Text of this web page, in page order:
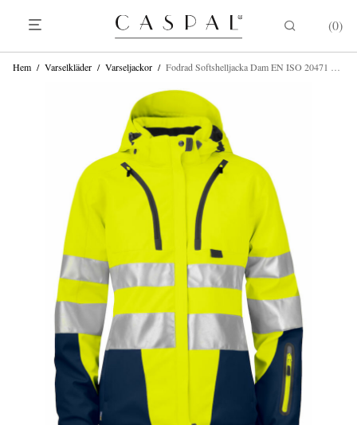
0
Hem / Varselkläder / Varseljackor / Fodrad Softshelljacka Dam EN ISO 20471 KLASS 3/2